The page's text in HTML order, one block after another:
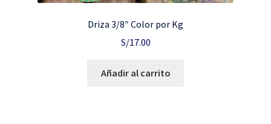
Driza 3/8″ Color por Kg
S/17.00
Añadir al carrito